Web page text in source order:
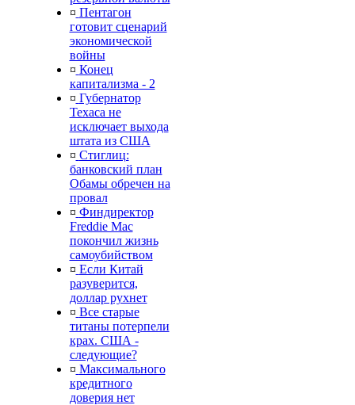
¤ Пентагон
готовит сценарий
экономической
войны
¤ Конец
капитализма - 2
¤ Губернатор
Техаса не
исключает выхода
штата из США
¤ Стиглиц:
банковский план
Обамы обречен на
провал
¤ Финдиректор
Freddie Mac
покончил жизнь
самоубийством
¤ Если Китай
разуверится,
доллар рухнет
¤ Все старые
титаны потерпели
крах. США -
следующие?
¤ Максимального
кредитного
доверия нет